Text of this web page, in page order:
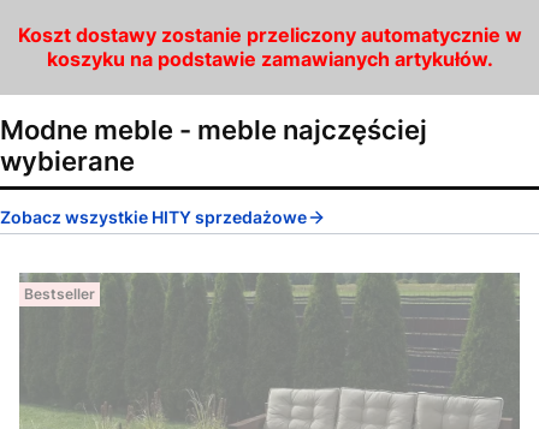
Koszt dostawy zostanie przeliczony automatycznie w
koszyku na podstawie zamawianych artykułów.
Modne meble - meble najczęściej
wybierane
Zobacz wszystkie HITY sprzedażowe
Bestseller